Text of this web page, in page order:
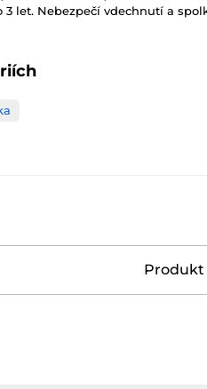
3 let. Nebezpečí vdechnutí a
Produkt